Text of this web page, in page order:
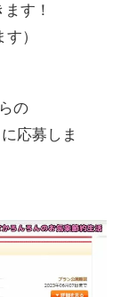
す！
）
の
応募しま